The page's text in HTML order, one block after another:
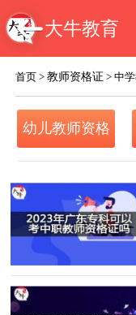
大牛教育
首页 >教师资格证 >中
幼儿教师资格
证